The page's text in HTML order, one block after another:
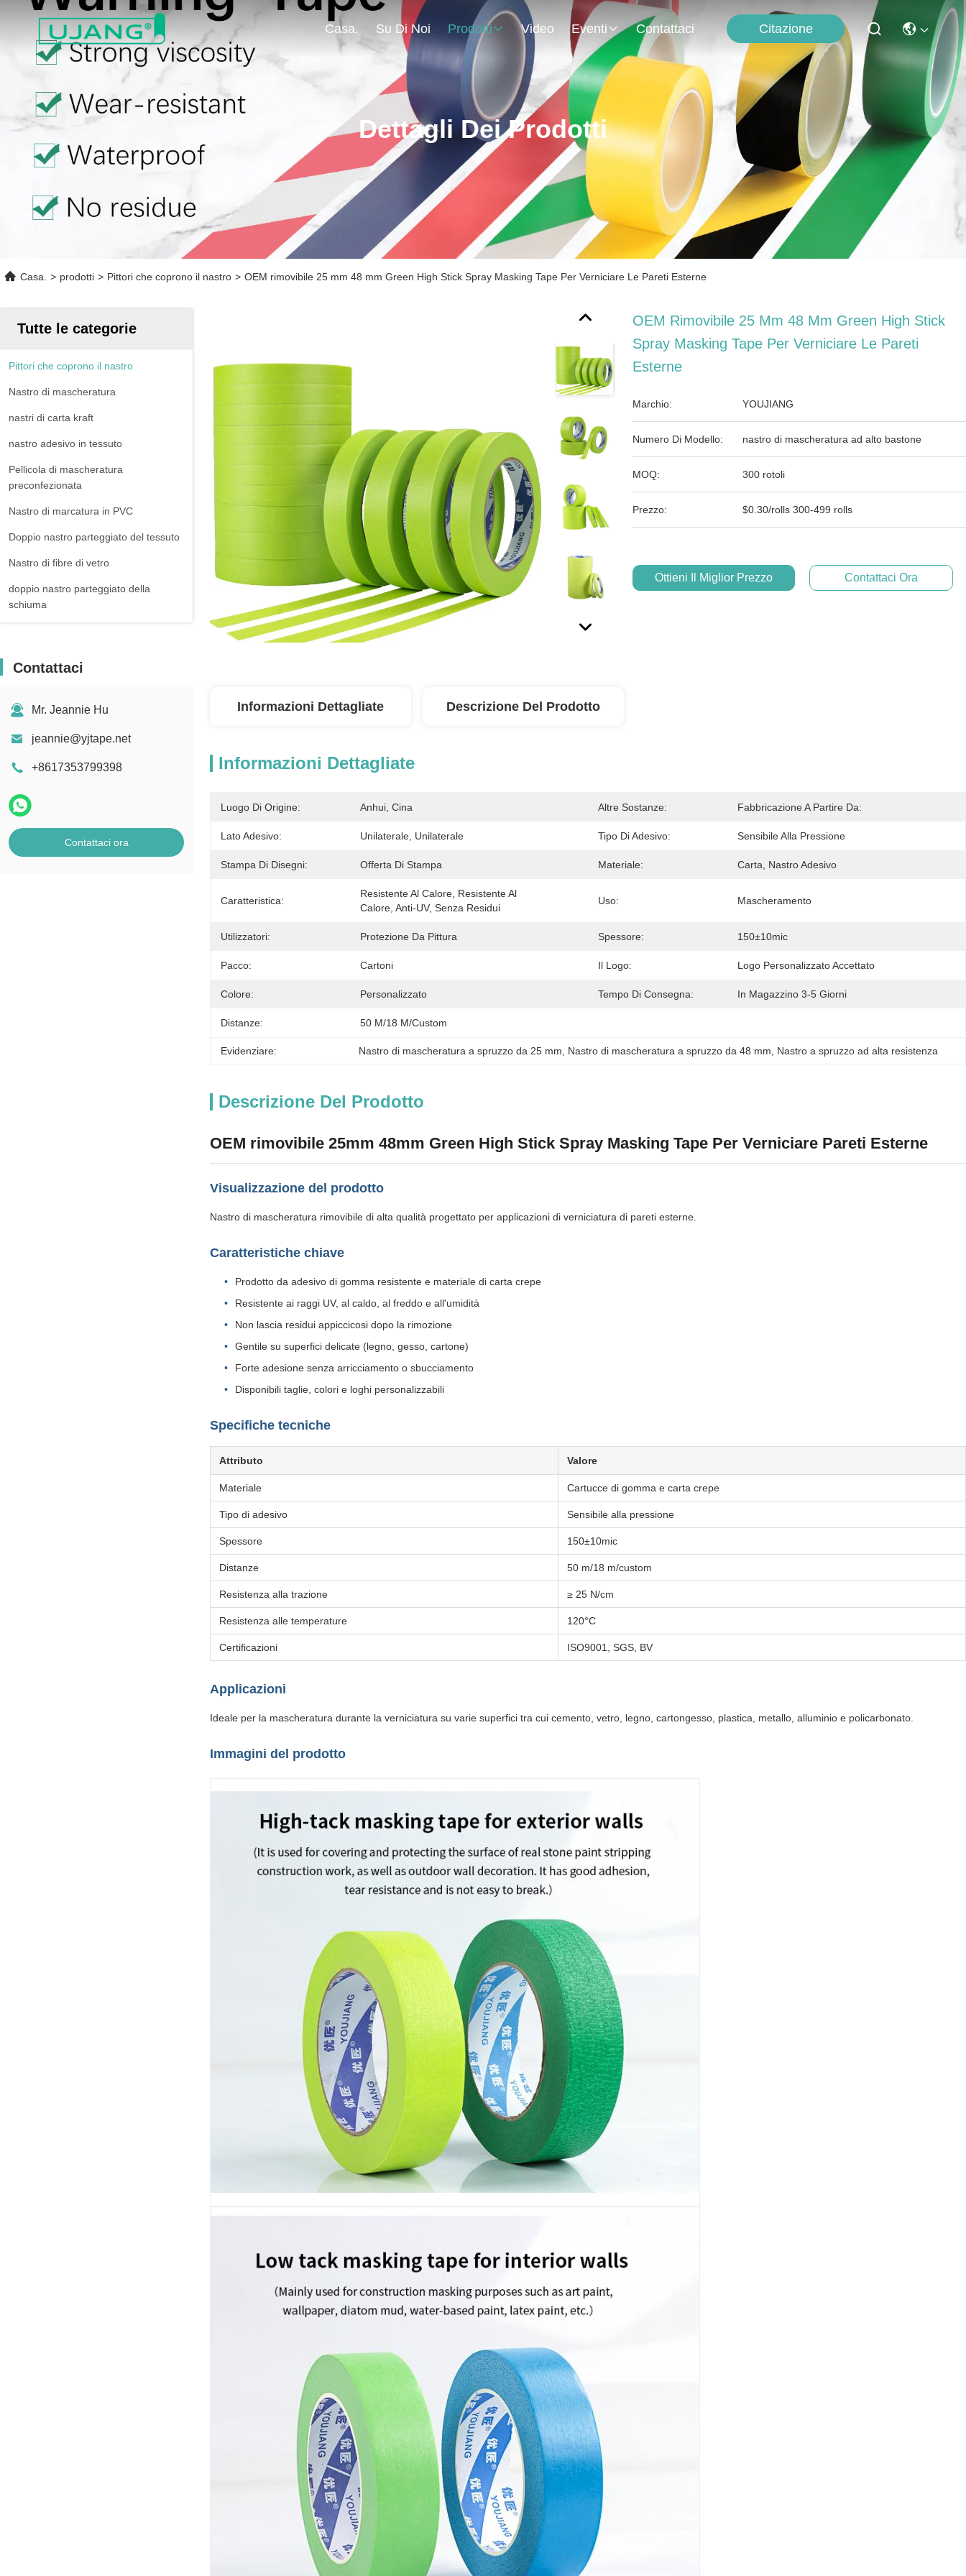
Casa. Su Di Noi Prodotti Video Eventi Contattaci Citazione
Dettagli Dei Prodotti
Casa. > prodotti > Pittori che coprono il nastro > OEM rimovibile 25 mm 48 mm Green High Stick Spray Masking Tape Per Verniciare Le Pareti Esterne
Tutte le categorie
Pittori che coprono il nastro
Nastro di mascheratura
nastri di carta kraft
nastro adesivo in tessuto
Pellicola di mascheratura
preconfezionata
Nastro di marcatura in PVC
Doppio nastro parteggiato del tessuto
Nastro di fibre di vetro
doppio nastro parteggiato della
schiuma
Contattaci
Mr. Jeannie Hu
jeannie@yjtape.net
+8617353799398
Contattaci ora
OEM Rimovibile 25 Mm 48 Mm Green High Stick
Spray Masking Tape Per Verniciare Le Pareti
Esterne
Marchio: YOUJIANG
Numero Di Modello: nastro di mascheratura ad alto bastone
MOQ: 300 rotoli
Prezzo: $0.30/rolls 300-499 rolls
Ottieni Il Miglior Prezzo Contattaci Ora
Informazioni Dettagliate Descrizione Del Prodotto
Informazioni Dettagliate
Luogo Di Origine: Anhui, Cina Altre Sostanze: Fabbricazione A Partire Da:
Lato Adesivo: Unilaterale, Unilaterale Tipo Di Adesivo: Sensibile Alla Pressione
Stampa Di Disegni: Offerta Di Stampa Materiale: Carta, Nastro Adesivo
Caratteristica:
Resistente Al Calore, Resistente Al
Calore, Anti-UV, Senza Residui
Uso: Mascheramento
Utilizzatori: Protezione Da Pittura Spessore: 150±10mic
Pacco: Cartoni Il Logo: Logo Personalizzato Accettato
Colore: Personalizzato Tempo Di Consegna: In Magazzino 3-5 Giorni
Distanze: 50 M/18 M/custom
Evidenziare: Nastro di mascheratura a spruzzo da 25 mm Nastro di mascheratura a spruzzo da 48 mm Nastro a spruzzo ad alta resistenza
Descrizione Del Prodotto
OEM rimovibile 25mm 48mm Green High Stick Spray Masking Tape Per Verniciare Pareti Esterne
Visualizzazione del prodotto
Nastro di mascheratura rimovibile di alta qualità progettato per applicazioni di verniciatura di pareti esterne.
Caratteristiche chiave
Prodotto da adesivo di gomma resistente e materiale di carta crepe
Resistente ai raggi UV, al caldo, al freddo e all'umidità
Non lascia residui appiccicosi dopo la rimozione
Gentile su superfici delicate (legno, gesso, cartone)
Forte adesione senza arricciamento o sbucciamento
Disponibili taglie, colori e loghi personalizzabili
Specifiche tecniche
Attributo Valore
Materiale Cartucce di gomma e carta crepe
Tipo di adesivo Sensibile alla pressione
Spessore 150±10mic
Distanze 50 m/18 m/custom
Resistenza alla trazione ≥ 25 N/cm
Resistenza alle temperature 120°C
Certificazioni ISO9001, SGS, BV
Applicazioni
Ideale per la mascheratura durante la verniciatura su varie superfici tra cui cemento, vetro, legno, cartongesso, plastica, metallo, alluminio e policarbonato.
Immagini del prodotto